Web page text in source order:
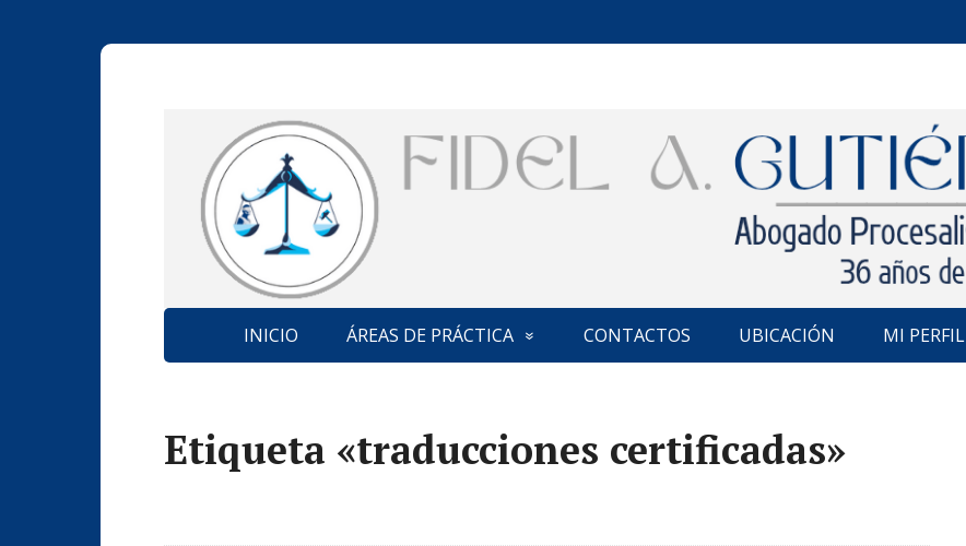
INICIO ÁREAS DE PRÁCTICA CONTACTOS UBICACIÓN MI PERFIL
Etiqueta «traducciones certificadas»